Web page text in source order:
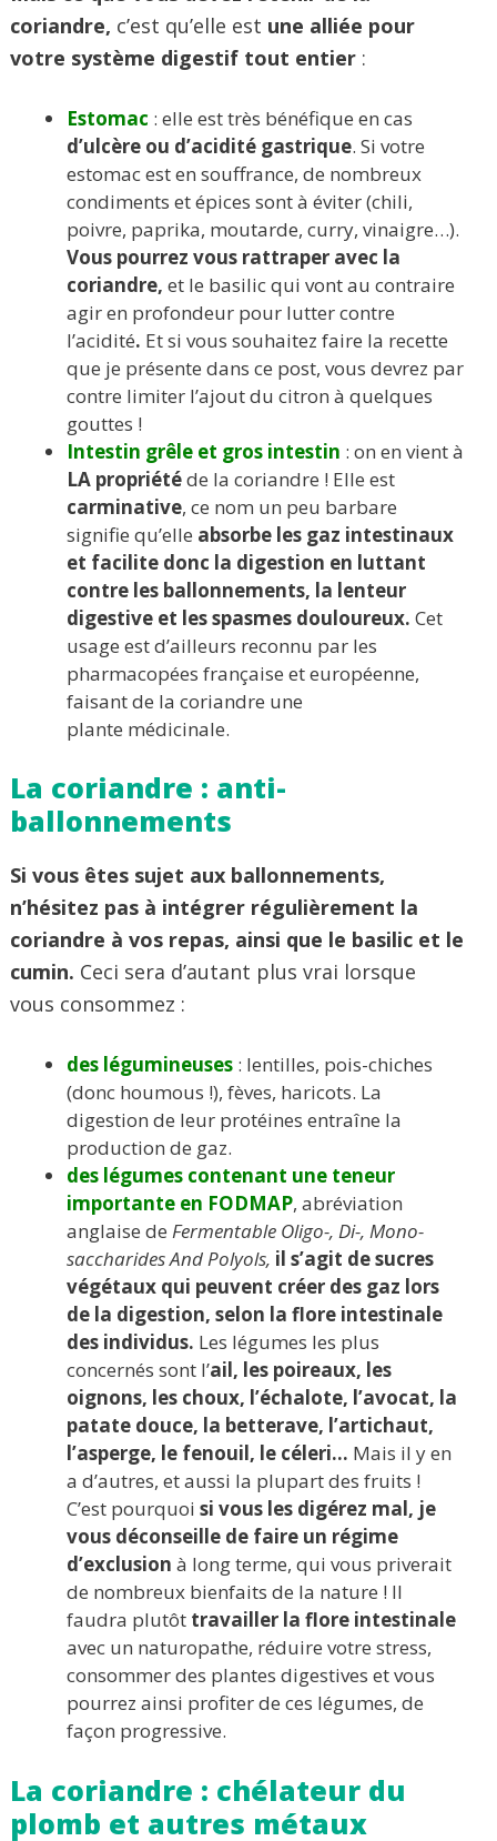
coriandre, c’est qu’elle est une alliée pour
votre système digestif tout entier :
Estomac : elle est très bénéfique en cas
d’ulcère ou d’acidité gastrique. Si votre
estomac est en souffrance, de nombreux
condiments et épices sont à éviter (chili,
poivre, paprika, moutarde, curry, vinaigre…).
Vous pourrez vous rattraper avec la
coriandre, et le basilic qui vont au contraire
agir en profondeur pour lutter contre
l’acidité. Et si vous souhaitez faire la recette
que je présente dans ce post, vous devrez par
contre limiter l’ajout du citron à quelques
gouttes !
Intestin grêle et gros intestin : on en vient à
LA propriétéde la coriandre ! Elle est
carminative, ce nom un peu barbare
signifie qu’elle absorbe les gaz intestinaux
et facilite donc la digestion en luttant
contre les ballonnements, la lenteur
digestive et les spasmes douloureux. Cet
usage est d’ailleurs reconnu par les
pharmacopées française et européenne,
faisant de la coriandre une
plante médicinale.
La coriandre : anti-
ballonnements
Si vous êtes sujet aux ballonnements,
n’hésitez pas à intégrer régulièrement la
coriandre à vos repas, ainsi que le basilic et le
cumin. Ceci sera d’autant plus vrai lorsque
vous consommez :
des légumineuses : lentilles, pois-chiches
(donc houmous !), fèves, haricots. La
digestion de leur protéines entraîne la
production de gaz.
des légumes contenant une teneur
importante en FODMAP, abréviation
anglaise de Fermentable Oligo-, Di-, Mono-
saccharides And Polyols, il s’agit de sucres
végétaux qui peuvent créer des gaz lors
de la digestion, selon la flore intestinale
des individus. Les légumes les plus
concernés sont l’ail, les poireaux, les
oignons, les choux, l’échalote, l’avocat, la
patate douce, la betterave, l’artichaut,
l’asperge, le fenouil, le céleri… Mais il y en
a d’autres, et aussi la plupart des fruits !
C’est pourquoi si vous les digérez mal, je
vous déconseille de faire un régime
d’exclusion à long terme, qui vous priverait
de nombreux bienfaits de la nature ! Il
faudra plutôt travailler la flore intestinale
avec un naturopathe, réduire votre stress,
consommer des plantes digestives et vous
pourrez ainsi profiter de ces légumes, de
façon progressive.
La coriandre : chélateur du
plomb et autres métaux